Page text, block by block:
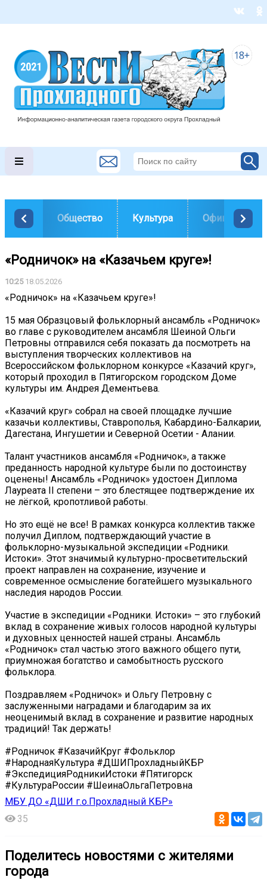
Общество Культура Официально
«Родничок» на «Казачьем круге»!
10:2518.05.2026
«Родничок» на «Казачьем круге»!
15 мая Образцовый фольклорный ансамбль «Родничок»
во главе с руководителем ансамбля Шеиной Ольги
Петровны отправился себя показать да посмотреть на
выступления творческих коллективов на
Всероссийском фольклорном конкурсе «Казачий круг»,
который проходил в Пятигорском городском Доме
культуры им. Андрея Дементьева.
«Казачий круг» собрал на своей площадке лучшие
казачьи коллективы, Ставрополья, Кабардино-Балкарии,
Дагестана, Ингушетии и Северной Осетии - Алании.
Талант участников ансамбля «Родничок», а также
преданность народной культуре были по достоинству
оценены! Ансамбль «Родничок» удостоен Диплома
Лауреата II степени – это блестящее подтверждение их
не лёгкой, кропотливой работы.
Но это ещё не все! В рамках конкурса коллектив также
получил Диплом, подтверждающий участие в
фольклорно-музыкальной экспедиции «Родники.
Истоки». Этот значимый культурно-просветительский
проект направлен на сохранение, изучение и
современное осмысление богатейшего музыкального
наследия народов России.
Участие в экспедиции «Родники. Истоки» – это глубокий
вклад в сохранение живых голосов народной культуры
и духовных ценностей нашей страны. Ансамбль
«Родничок» стал частью этого важного общего пути,
приумножая богатство и самобытность русского
фольклора.
Поздравляем «Родничок» и Ольгу Петровну с
заслуженными наградами и благодарим за их
неоценимый вклад в сохранение и развитие народных
традиций! Так держать!
#Родничок #КазачийКруг #Фольклор
#НароднаяКультура #ДШИПрохладныйКБР
#ЭкспедицияРодникиИстоки #Пятигорск
#КультураРоссии #ШеинаОльгаПетровна
МБУ ДО «ДШИ г.о.Прохладный КБР»
35
Поделитесь новостями с жителями
города